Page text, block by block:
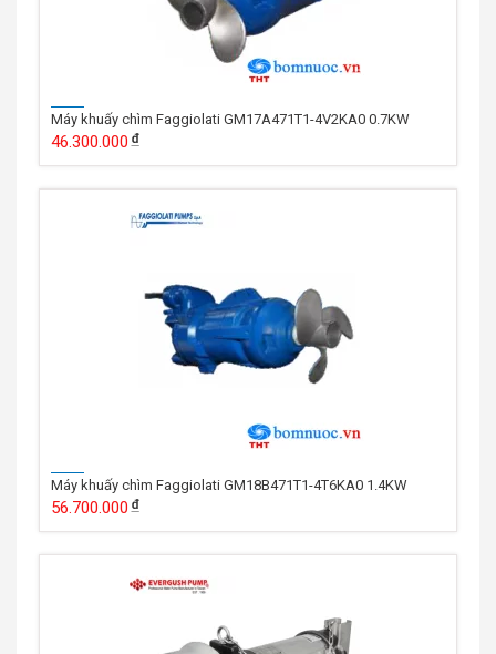
Máy khuấy chìm Faggiolati GM17A471T1-4V2KA0 0.7KW
46.300.000
Máy khuấy chìm Faggiolati GM18B471T1-4T6KA0 1.4KW
56.700.000